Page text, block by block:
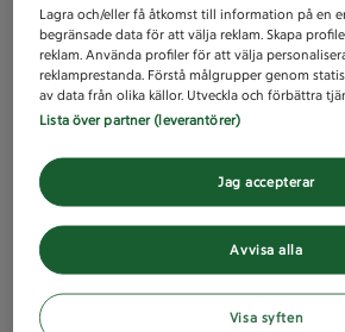
Lagra och/eller få åtkomst till information på en
begränsade data för att välja reklam. Skapa
reklam. Använda profiler för att välja
reklamprestanda. Förstå målgrupper genom
av data från olika källor. Utveckla och förbättra
Lista över partner (leverantörer)
Avvisa alla
Jag accepterar
Visa syften